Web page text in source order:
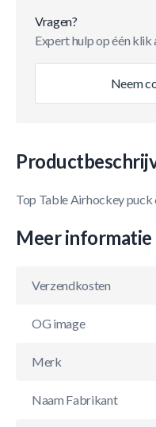
Vragen?
Expert hulp op één klik
Neem
Top Table Airhockey puck
Meer informatie
Verzendkosten
OG image
Merk
Naam Fabrikant